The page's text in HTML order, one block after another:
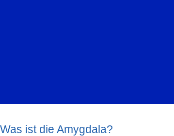
Was ist die Amygdala?